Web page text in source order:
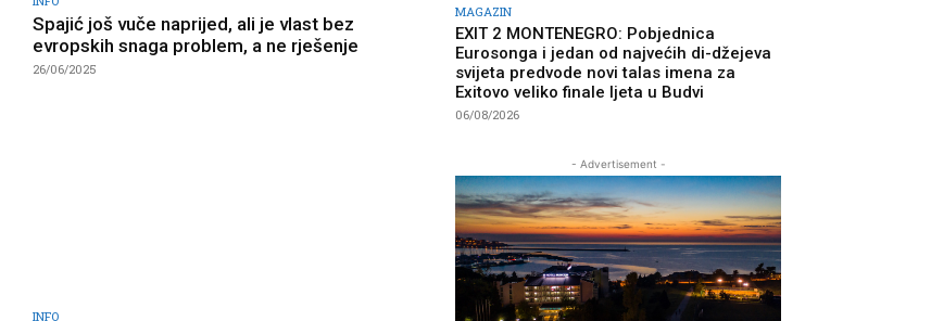
Spajić još vuče naprijed, ali je vlast bez
evropskih snaga problem, a ne rješenje
26/06/2025
INFO
MAGAZIN
EXIT 2 MONTENEGRO: Pobjednica
Eurosonga i jedan od najvećih di-džejeva
svijeta predvode novi talas imena za
Exitovo veliko finale ljeta u Budvi
06/08/2026
- Advertisement -